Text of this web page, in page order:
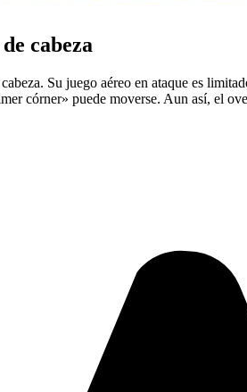
cabeza
Su juego aéreo en ataque es
córner» puede moverse. Aun así, el